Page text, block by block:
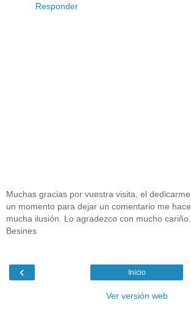
Responder
Muchas gracias por vuestra visita, el dedicarme
un momento para dejar un comentario me hace
mucha ilusión. Lo agradezco con mucho cariño.
Besines
‹ Inicio
Ver versión web